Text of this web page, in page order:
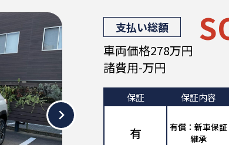
支払い総額
車両価格278万円
諸費用-万円
保証
有
保証内容
有償：新車保証
継承